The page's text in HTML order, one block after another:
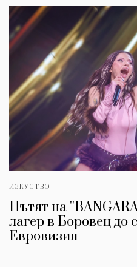
ИЗКУСТВО
Пътят на
лагер в Боровец до
Евровизия